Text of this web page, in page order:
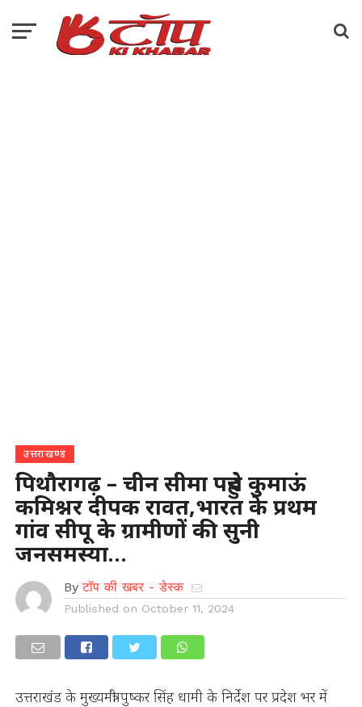
उत्तराखण्ड
पिथौरागढ़ – चीन सीमा पहुंचे कुमाऊं
कमिश्नर दीपक रावत,भारत के प्रथम
गांव सीपू के ग्रामीणों की सुनी
जनसमस्या…
By टॉप की खबर - डेस्क
Published on October 11, 2024
उत्तराखंड के मुख्यमंत्री पुष्कर सिंह धामी के निर्देश पर प्रदेश भर में